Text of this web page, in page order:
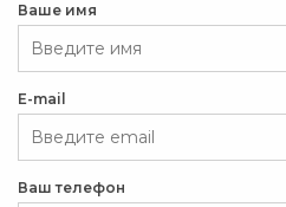
Ваше имя
E-mail
Ваш телефон